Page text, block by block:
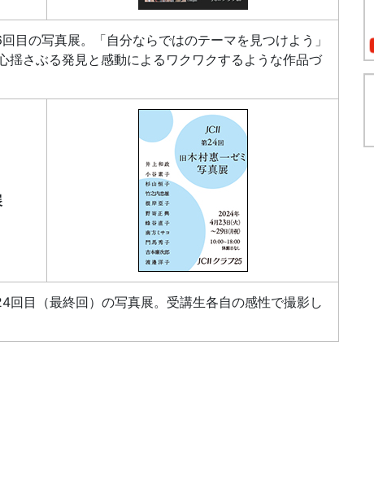
の写真展。「自分ならではのテーマを見つけよう」
揺さぶる発見と感動によるワクワクするような作品づ
目（最終回）の写真展。受講生各自の感性で撮影し